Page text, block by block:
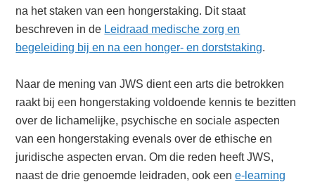
na het staken van een hongerstaking. Dit staat
beschreven in de Leidraad medische zorg en
begeleiding bij en na een honger- en dorststaking.
Naar de mening van JWS dient een arts die betrokken
raakt bij een hongerstaking voldoende kennis te bezitten
over de lichamelijke, psychische en sociale aspecten
van een hongerstaking evenals over de ethische en
juridische aspecten ervan. Om die reden heeft JWS,
naast de drie genoemde leidraden, ook eene-learning